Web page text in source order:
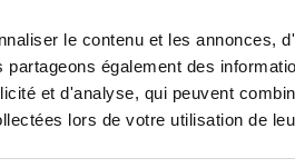
le contenu et les annonces,
également des
et d'analyse, qui peuvent
lors de votre utilisation de
éclair sur le côté gauche, bande
la poitrine et ouverture hygiénique avec
par agrafes et œillets
En stock
120,90€